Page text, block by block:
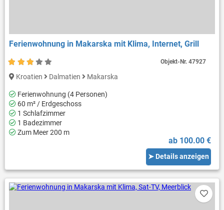
Ferienwohnung in Makarska mit Klima, Internet, Grill
Kroatien Dalmatien Makarska
Ferienwohnung (4 Personen)
60 m² / Erdgeschoss
1 Schlafzimmer
1 Badezimmer
Zum Meer 200 m
ab 100.00 €
➤ Details anzeigen
Objekt-Nr.47927